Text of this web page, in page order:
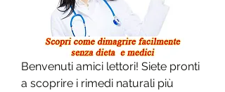
Benvenuti amici lettori! Siete pronti
a scoprire i rimedi naturali più